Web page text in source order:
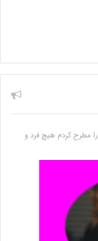
مطرح کردم هیچ فرد و